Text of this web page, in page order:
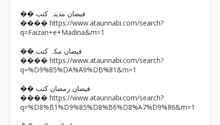
�� فیضان مدینہ کتب
���� https://www.ataunnabi.com/search?
q=Faizan+e+Madina&m=1
�� فیضان مکہ کتب
���� https://www.ataunnabi.com/search?
q=%D9%85%DA%A9%DB%81&m=1
�� فیضان رمضان کتب
���� https://www.ataunnabi.com/search?
q=%D8%B1%D9%85%D8%B6%D8%A7%D9%86&m=1